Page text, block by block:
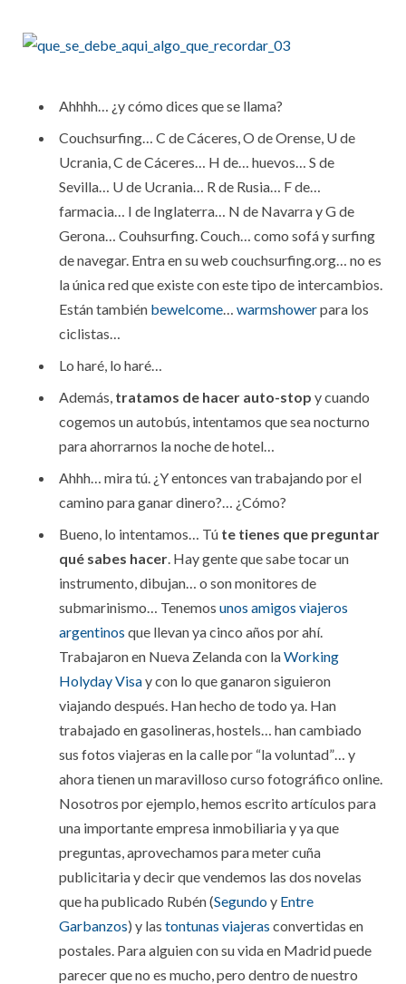
Ahhhh… ¿y cómo dices que se llama?
Couchsurfing… C de Cáceres, O de Orense, U de
Ucrania, C de Cáceres… H de… huevos… S de
Sevilla… U de Ucrania… R de Rusia… F de…
farmacia… I de Inglaterra… N de Navarra y G de
Gerona… Couhsurfing. Couch… como sofá y surfing
de navegar. Entra en su web couchsurfing.org… no es
la única red que existe con este tipo de intercambios.
Están también bewelcome… warmshowerpara los
ciclistas…
Lo haré, lo haré…
Además, tratamos de hacer auto-stop y cuando
cogemos un autobús, intentamos que sea nocturno
para ahorrarnos la noche de hotel…
Ahhh… mira tú. ¿Y entonces van trabajando por el
camino para ganar dinero?… ¿Cómo?
Bueno, lo intentamos… Tú te tienes que preguntar
qué sabes hacer. Hay gente que sabe tocar un
instrumento, dibujan… o son monitores de
submarinismo… Tenemos unos amigos viajeros
argentinos que llevan ya cinco años por ahí.
Trabajaron en Nueva Zelanda con laWorking
Holyday Visay con lo que ganaron siguieron
viajando después. Han hecho de todo ya. Han
trabajado en gasolineras, hostels… han cambiado
sus fotos viajeras en la calle por “la voluntad”… y
ahora tienen un maravilloso curso fotográfico online.
Nosotros por ejemplo, hemos escrito artículos para
una importante empresa inmobiliaria y ya que
preguntas, aprovechamos para meter cuña
publicitaria y decir que vendemos las dos novelas
que ha publicado Rubén (Segundoy Entre
Garbanzos) y las tontunas viajeras convertidas en
postales. Para alguien con su vida en Madrid puede
parecer que no es mucho, pero dentro de nuestro